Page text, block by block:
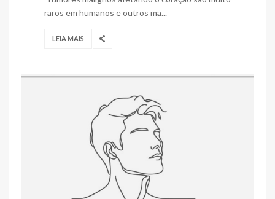
raros em humanos e outros ma...
LEIA MAIS